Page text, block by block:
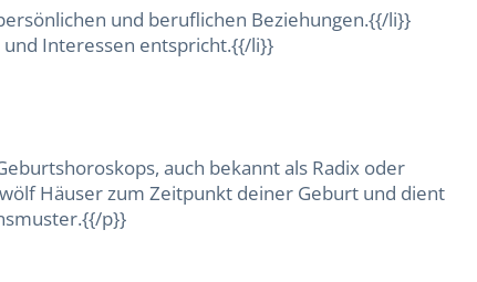
und beruflichen Beziehungen.{{/li}}
Interessen entspricht.{{/li}}
auch bekannt als Radix oder
Häuser zum Zeitpunkt deiner Geburt und dient
p}}